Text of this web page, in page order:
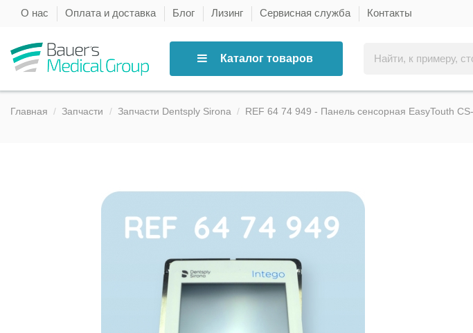
О нас Оплата и доставка Блог Лизинг Сервисная служба Контакты
Каталог товаров
Главная Запчасти Запчасти Dentsply Sirona REF 64 74 949 - Панель сенсорная EasyTouth